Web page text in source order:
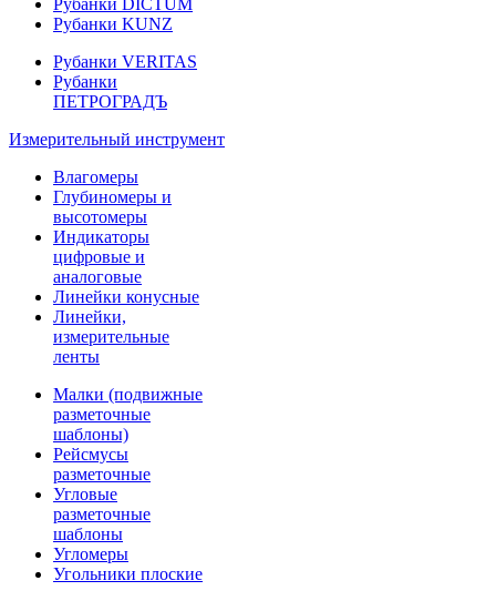
Рубанки DICTUM
Рубанки KUNZ
Рубанки VERITAS
Рубанки
ПЕТРОГРАДЪ
Измерительный инструмент
Влагомеры
Глубиномеры и
высотомеры
Индикаторы
цифровые и
аналоговые
Линейки конусные
Линейки,
измерительные
ленты
Малки (подвижные
разметочные
шаблоны)
Рейсмусы
разметочные
Угловые
разметочные
шаблоны
Угломеры
Угольники плоские